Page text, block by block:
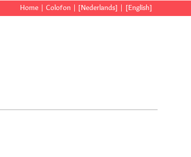
Home Colofon [Nederlands] [English]